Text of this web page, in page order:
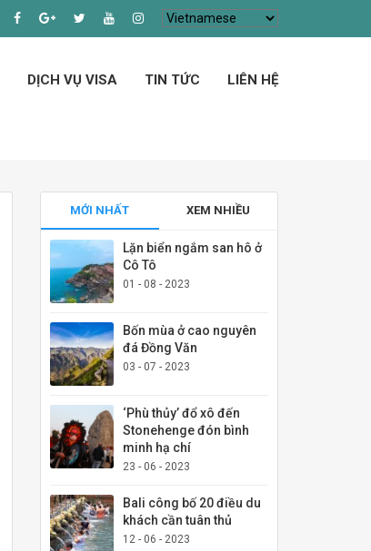
DỊCH VỤ VISA TIN TỨC LIÊN HỆ
MỚI NHẤT XEM NHIỀU
Lặn biển ngắm san hô ở
Cô Tô
01 - 08 - 2023
Bốn mùa ở cao nguyên
đá Đồng Văn
03 - 07 - 2023
‘Phù thủy’ đổ xô đến
Stonehenge đón bình
minh hạ chí
23 - 06 - 2023
Bali công bố 20 điều du
khách cần tuân thủ
12 - 06 - 2023